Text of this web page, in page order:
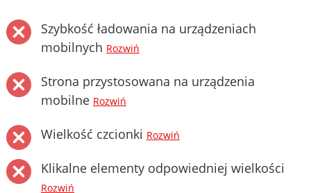
Szybkość ładowania na urządzeniach
mobilnych Rozwiń
Strona przystosowana na urządzenia
mobilne Rozwiń
Wielkość czcionki Rozwiń
Klikalne elementy odpowiedniej wielkości
Rozwiń